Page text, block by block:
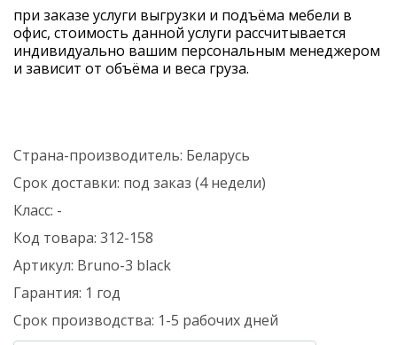
при заказе услуги выгрузки и подъёма мебели в
офис, стоимость данной услуги рассчитывается
индивидуально вашим персональным менеджером
и зависит от объёма и веса груза.
Страна-производитель: Беларусь
Срок доставки: под заказ (4 недели)
Класс: -
Код товара: 312-158
Артикул: Bruno-3 black
Гарантия: 1 год
Срок производства: 1-5 рабочих дней